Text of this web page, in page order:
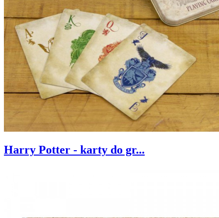
Harry Potter - karty do gr...